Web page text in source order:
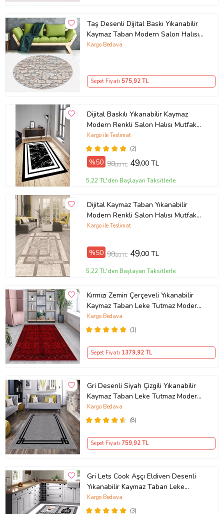
Taş Desenli Dijital Baskı Yıkanabilir
Kaymaz Taban Modern Salon Halısı
Yolluk (Bej)
Kargo Bedava
Sepet Fiyatı 575,92 TL
Dijital Baskılı Yıkanabilir Kaymaz
Modern Renkli Salon Halısı Mutfak
Halısı Yolluk ND-HY-963 (Siyah)
(2)
Kargo ile Teslimat
%50 98,00 TL 49,00 TL
5,22 TL'den Başlayan Taksitlerle
Dijital Kaymaz Taban Yıkanabilir
Modern Renkli Salon Halısı Mutfak
Halısı Yolluk ND-HT-94 (Kahverengi)
Kargo ile Teslimat
%50 98,00 TL 49,00 TL
5,22 TL'den Başlayan Taksitlerle
Kırmızı Zemin Çerçeveli Yıkanabilir
Kaymaz Taban Leke Tutmaz Modern
Salon Halısı ve Yolluk (Koyu Kırmızı)
(1)
Kargo Bedava
Sepet Fiyatı 1379,92 TL
Gri Desenli Siyah Çizgili Yıkanabilir
Kaymaz Taban Leke Tutmaz Modern
Salon Halısı ve Yolluk
(8)
Kargo Bedava
Sepet Fiyatı 759,92 TL
Gri Lets Cook Aşçı Eldiven Desenli
Yıkanabilir Kaymaz Taban Leke
Tutmaz Modern Mutfak Halısı
(3)
Kargo Bedava